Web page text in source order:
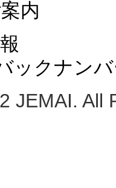
内
ックナン
JEMAI. All